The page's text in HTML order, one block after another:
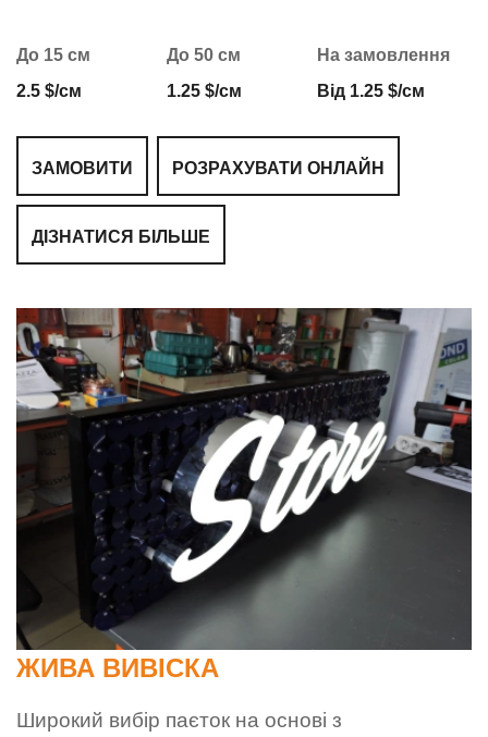
До 15 см
2.5 $/см
До 50 см
1.25 $/см
На замовлення
Від 1.25 $/см
ЗАМОВИТИ РОЗРАХУВАТИ ОНЛАЙН
ДІЗНАТИСЯ БІЛЬШЕ
ЖИВА ВИВІСКА
Широкий вибір паєток на основі з